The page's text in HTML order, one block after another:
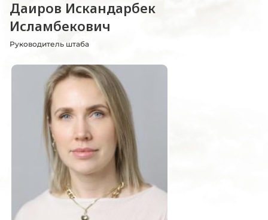
Даиров Искандарбек
Исламбекович
Руководитель штаба